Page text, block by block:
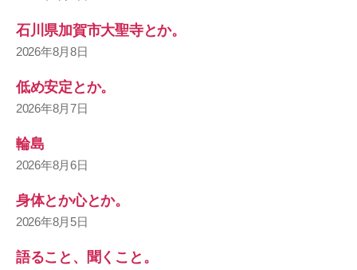
石川県加賀市大聖寺とか。
2026年8月8日
低め安定とか。
2026年8月7日
輪島
2026年8月6日
身体とか心とか。
2026年8月5日
語ること、聞くこと。